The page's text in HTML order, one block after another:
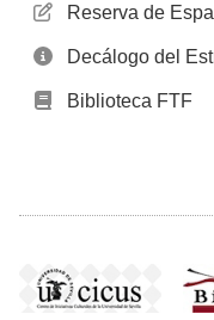
Reserva de
Decálogo del
Biblioteca FTF